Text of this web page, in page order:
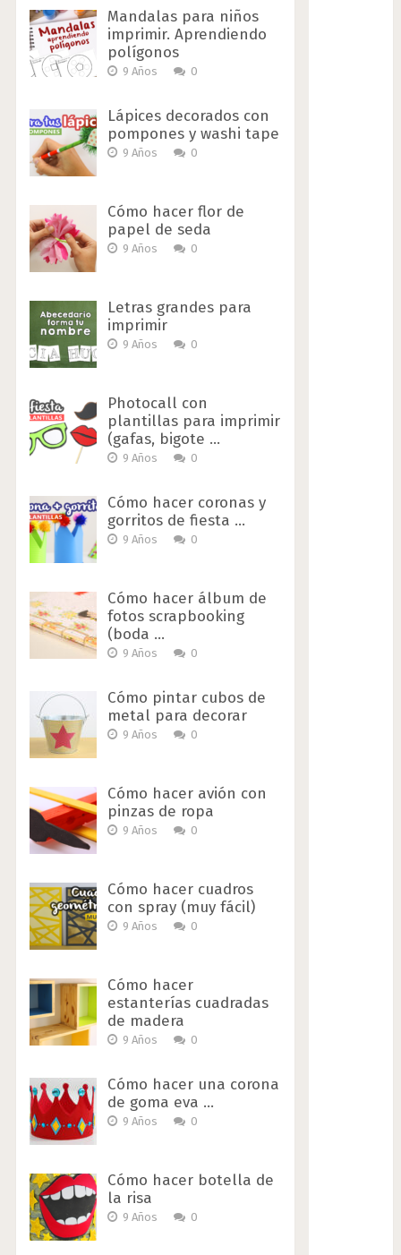
Mandalas para niños
imprimir. Aprendiendo
polígonos
9 Años 0
Lápices decorados con
pompones y washi tape
9 Años 0
Cómo hacer flor de
papel de seda
9 Años 0
Letras grandes para
imprimir
9 Años 0
Photocall con
plantillas para imprimir
(gafas, bigote …
9 Años 0
Cómo hacer coronas y
gorritos de fiesta …
9 Años 0
Cómo hacer álbum de
fotos scrapbooking
(boda …
9 Años 0
Cómo pintar cubos de
metal para decorar
9 Años 0
Cómo hacer avión con
pinzas de ropa
9 Años 0
Cómo hacer cuadros
con spray (muy fácil)
9 Años 0
Cómo hacer
estanterías cuadradas
de madera
9 Años 0
Cómo hacer una corona
de goma eva …
9 Años 0
Cómo hacer botella de
la risa
9 Años 0